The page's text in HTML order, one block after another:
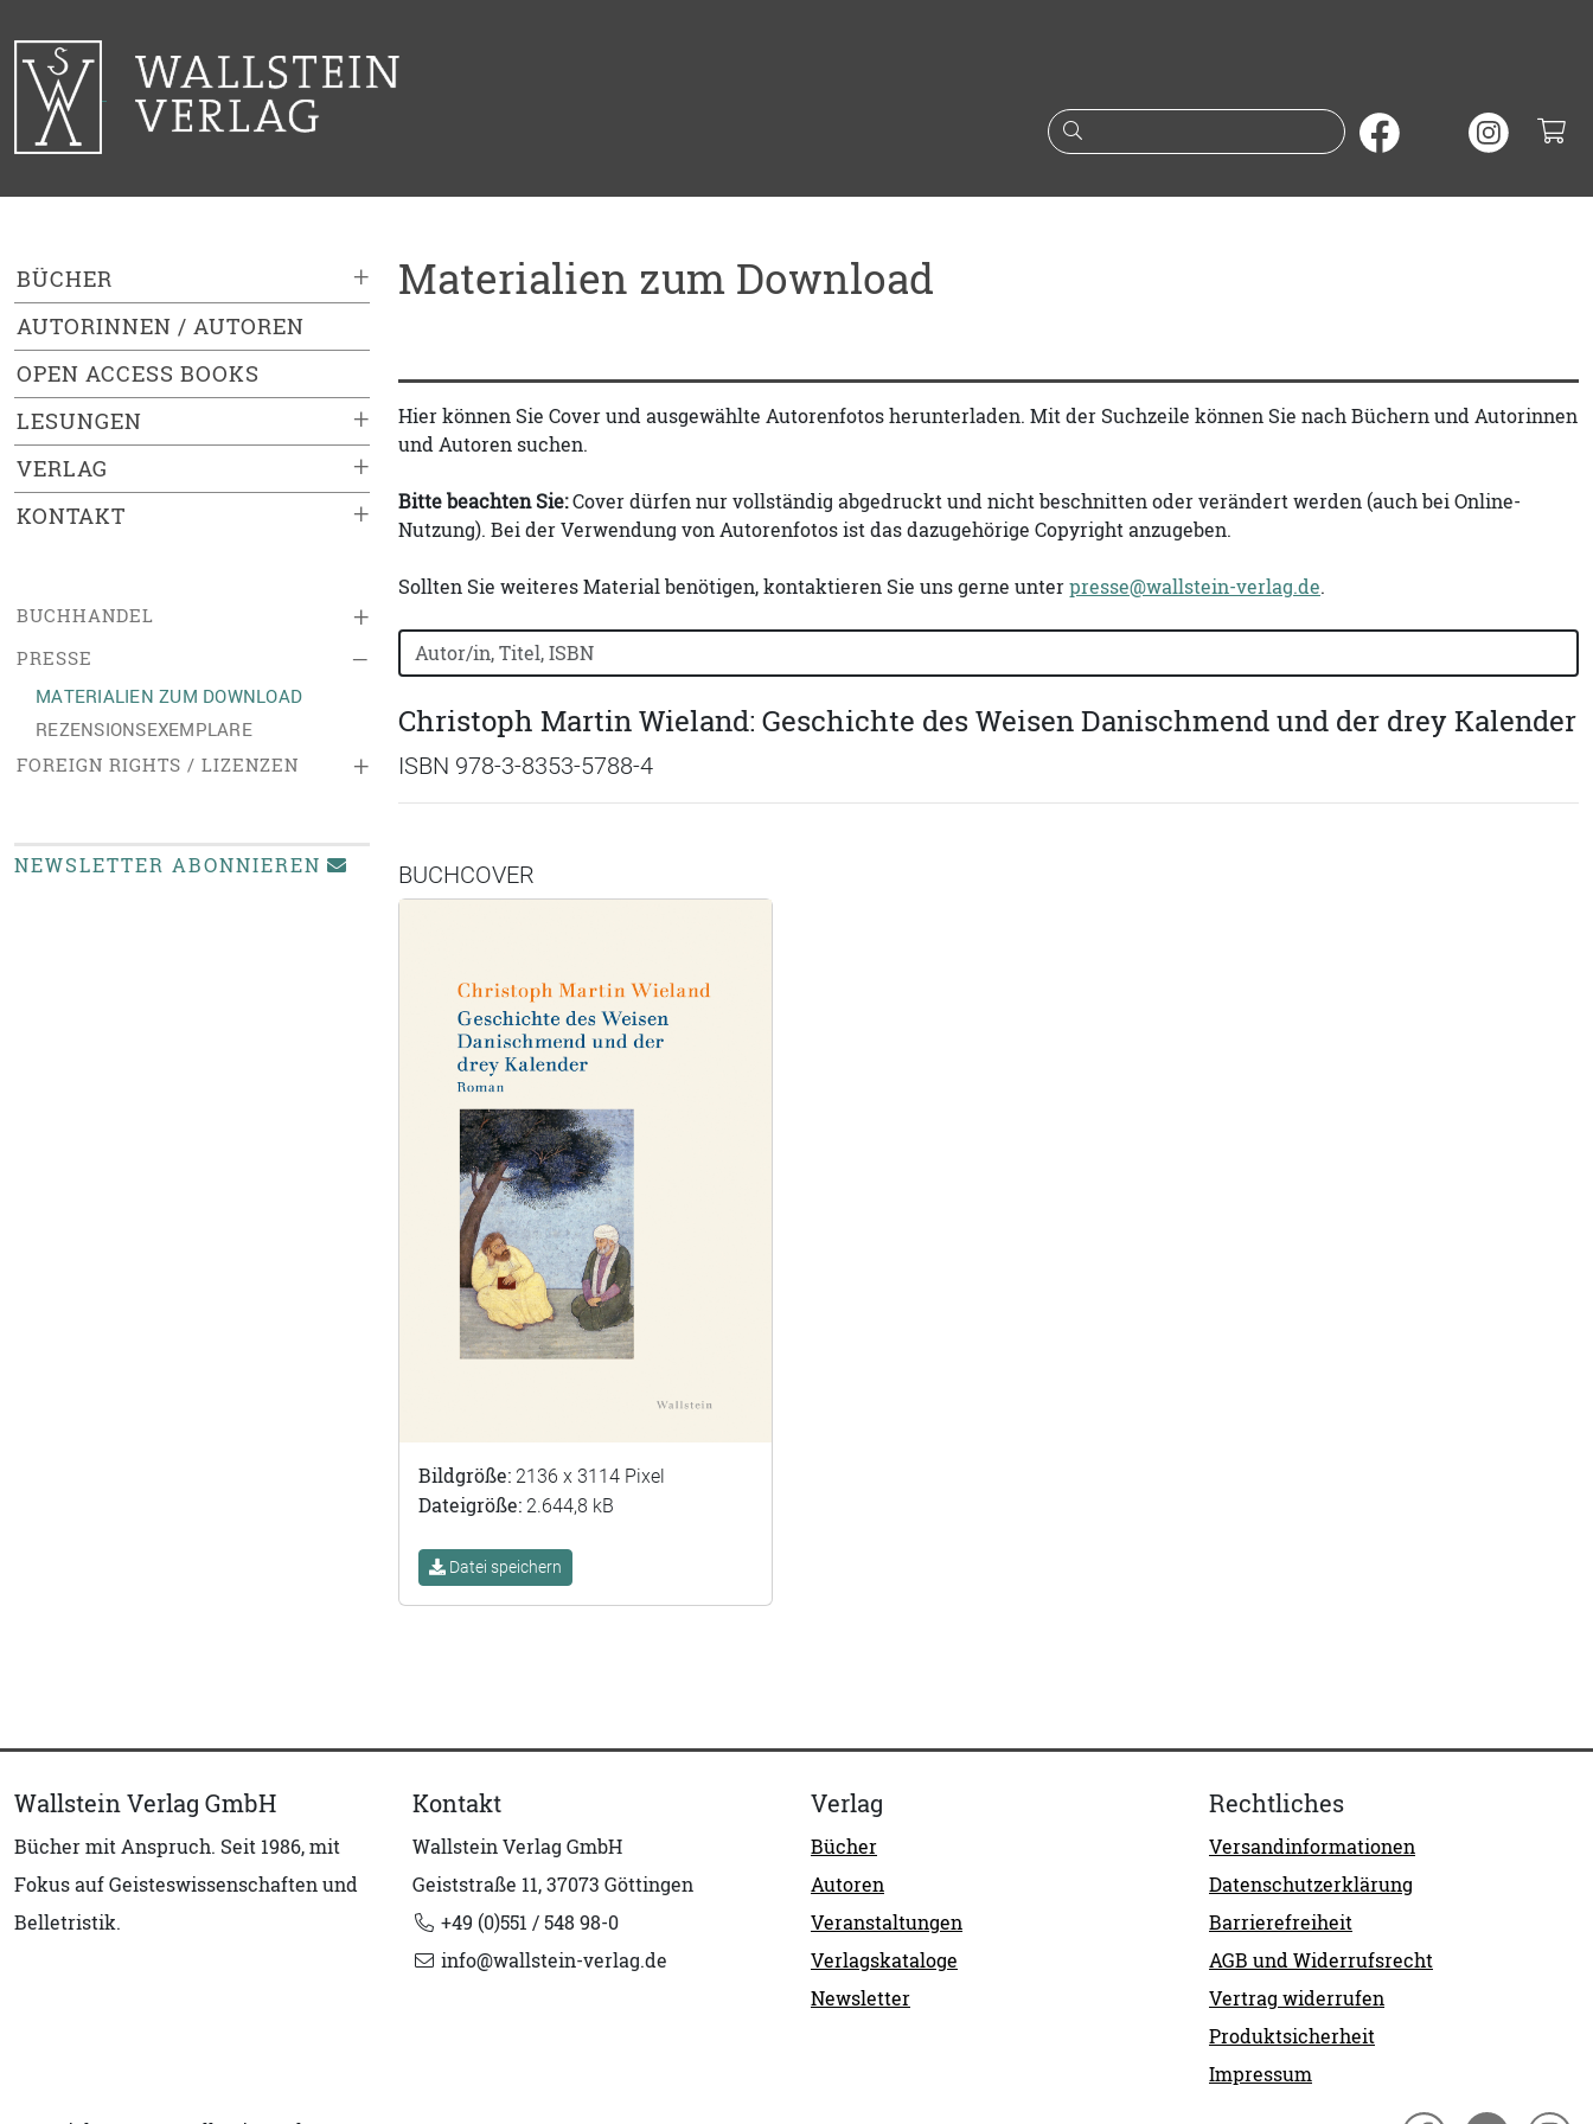
Suche nach Büchern oder
+
BÜCHER
AUTORINNEN / AUTOREN
OPEN ACCESS BOOKS
+
LESUNGEN
+
VERLAG
+
KONTAKT
+
BUCHHANDEL
–
PRESSE
MATERIALIEN ZUM DOWNLOAD
REZENSIONSEXEMPLARE
+
FOREIGN RIGHTS / LIZENZEN
NEWSLETTER ABONNIEREN
Materialien zum Download
Hier können Sie Cover und ausgewählte Autorenfotos herunterladen. Mit der Suchzeile können Sie nach Büchern und Autorinnen
und Autoren suchen.
Bitte beachten Sie:Cover dürfen nur vollständig abgedruckt und nicht beschnitten oder verändert werden (auch bei Online-
Nutzung). Bei der Verwendung von Autorenfotos ist das dazugehörige Copyright anzugeben.
Sollten Sie weiteres Material benötigen, kontaktieren Sie uns gerne unterpresse@wallstein-verlag.de.
Bücher nach Buchtitel, Autorennamen oder ISBN suchen:
Christoph Martin Wieland: Geschichte des Weisen Danischmend und der drey Kalender
ISBN 978-3-8353-5788-4
BUCHCOVER
Bildgröße: 2136 x 3114 Pixel
Dateigröße: 2.644,8 kB
Datei speichern
Wallstein Verlag GmbH
Bücher mit Anspruch. Seit 1986, mit
Fokus auf Geisteswissenschaften und
Belletristik.
Kontakt
Wallstein Verlag GmbH
Geiststraße 11, 37073 Göttingen
+49 (0)551 / 548 98-0
info@wallstein-verlag.de
Verlag
Bücher
Autoren
Veranstaltungen
Verlagskataloge
Newsletter
Rechtliches
Versandinformationen
Datenschutzerklärung
Barrierefreiheit
AGB und Widerrufsrecht
Vertrag widerrufen
Produktsicherheit
Impressum